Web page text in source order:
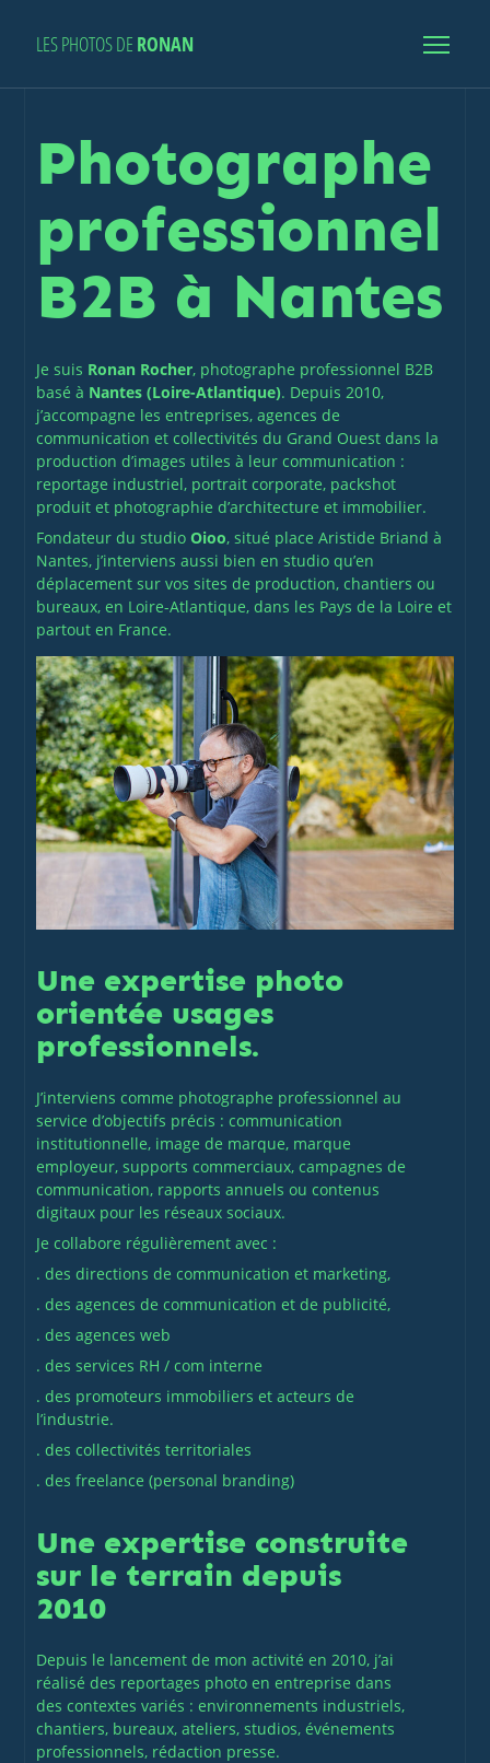
LES PHOTOS DE RONAN
Photographe
professionnel
B2B à Nantes
Je suis Ronan Rocher, photographe professionnel B2B
basé à Nantes (Loire-Atlantique). Depuis 2010,
j’accompagne les entreprises, agences de
communication et collectivités du Grand Ouest dans la
production d’images utiles à leur communication :
reportage industriel, portrait corporate, packshot
produit et photographie d’architecture et immobilier.
Fondateur du studio Oioo, situé place Aristide Briand à
Nantes, j’interviens aussi bien en studio qu’en
déplacement sur vos sites de production, chantiers ou
bureaux, en Loire-Atlantique, dans les Pays de la Loire et
partout en France.
Une expertise photo
orientée usages
professionnels.
J’interviens comme photographe professionnel au
service d’objectifs précis : communication
institutionnelle, image de marque, marque
employeur, supports commerciaux, campagnes de
communication, rapports annuels ou contenus
digitaux pour les réseaux sociaux.
Je collabore régulièrement avec :
. des directions de communication et marketing,
. des agences de communication et de publicité,
. des agences web
. des services RH / com interne
. des promoteurs immobiliers et acteurs de
l’industrie.
. des collectivités territoriales
. des freelance (personal branding)
Une expertise construite
sur le terrain depuis
2010
Depuis le lancement de mon activité en 2010, j’ai
réalisé des reportages photo en entreprise dans
des contextes variés : environnements industriels,
chantiers, bureaux, ateliers, studios, événements
professionnels, rédaction presse.